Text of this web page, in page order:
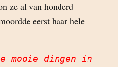
ze al van honderd
eerst haar hele
mooie dingen in